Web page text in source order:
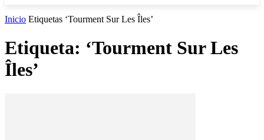
Inicio Etiquetas ‘Tourment Sur Les Îles’
Etiqueta: ‘Tourment Sur Les
Îles’